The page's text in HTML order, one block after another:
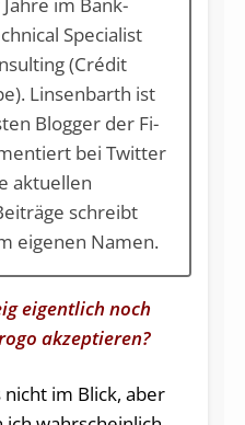
Specia­list
(Crédit
Linsenbarth ist
Blog­ger der Fi­
bei Twit­ter
aktuellen
schreibt
eigenen Namen.
eigentlich noch
akzeptieren?
nicht im Blick, aber